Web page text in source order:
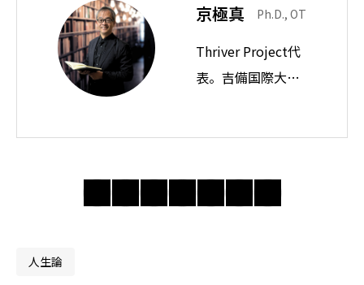
京極真 Ph.D., OT
Thriver Project代
表。吉備国際大学
問い直し、分かり
合えない世界で人
人生論